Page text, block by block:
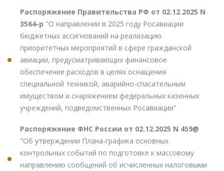
Распоряжение Правительства РФ от 02.12.2025 N
3564-р "О направлении в 2025 году Росавиации
бюджетных ассигнований на реализацию
приоритетных мероприятий в сфере гражданской
авиации, предусматривающих финансовое
обеспечение расходов в целях оснащения
специальной техникой, аварийно-спасательным
имуществом и снаряжением федеральных казенных
учреждений, подведомственных Росавиации"
Распоряжение ФНС России от 02.12.2025 N 459@
"Об утверждении Плана-графика основных
контрольных событий по подготовке к массовому
направлению сообщений об исчисленных налоговыми